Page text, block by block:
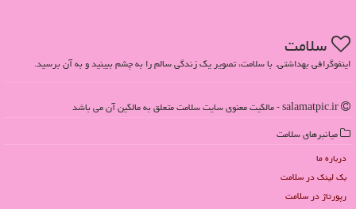
سلامت
اینفوگرافی بهداشتی. با سلامت، تصویر یک زندگی سالم را به چشم ببینید و به آن برسید.
میانبرهای سلامت
درباره ما
بک لینک در سلامت
رپورتاژ در سلامت